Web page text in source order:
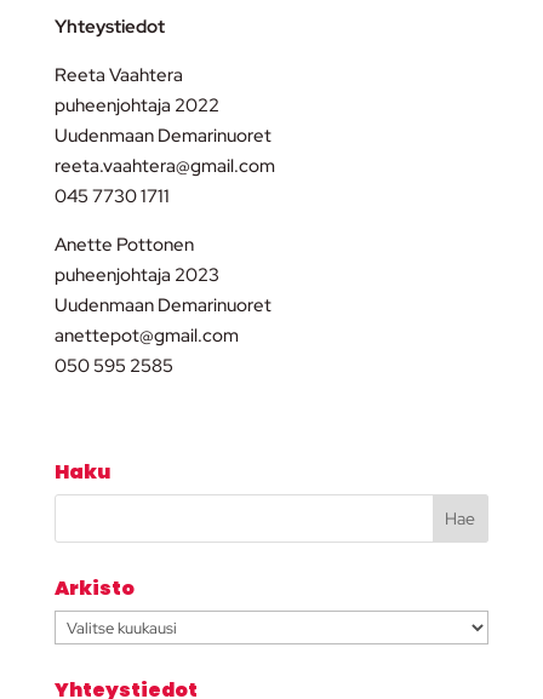
Yhteystiedot
Reeta Vaahtera
puheenjohtaja 2022
Uudenmaan Demarinuoret
reeta.vaahtera@gmail.com
045 7730 1711
Anette Pottonen
puheenjohtaja 2023
Uudenmaan Demarinuoret
anettepot@gmail.com
050 595 2585
Haku
Arkisto
Arkisto
Yhteystiedot